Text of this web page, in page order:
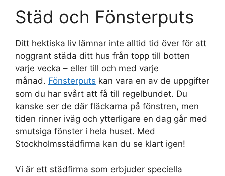
Städ och Fönsterputs
Ditt hektiska liv lämnar inte alltid tid över för att
noggrant städa ditt hus från topp till botten
varje vecka – eller till och med varje
månad. Fönsterputs kan vara en av de uppgifter
som du har svårt att få till regelbundet. Du
kanske ser de där fläckarna på fönstren, men
tiden rinner iväg och ytterligare en dag går med
smutsiga fönster i hela huset. Med
Stockholmsstädfirma kan du se klart igen!
Vi är ett städfirma som erbjuder speciella